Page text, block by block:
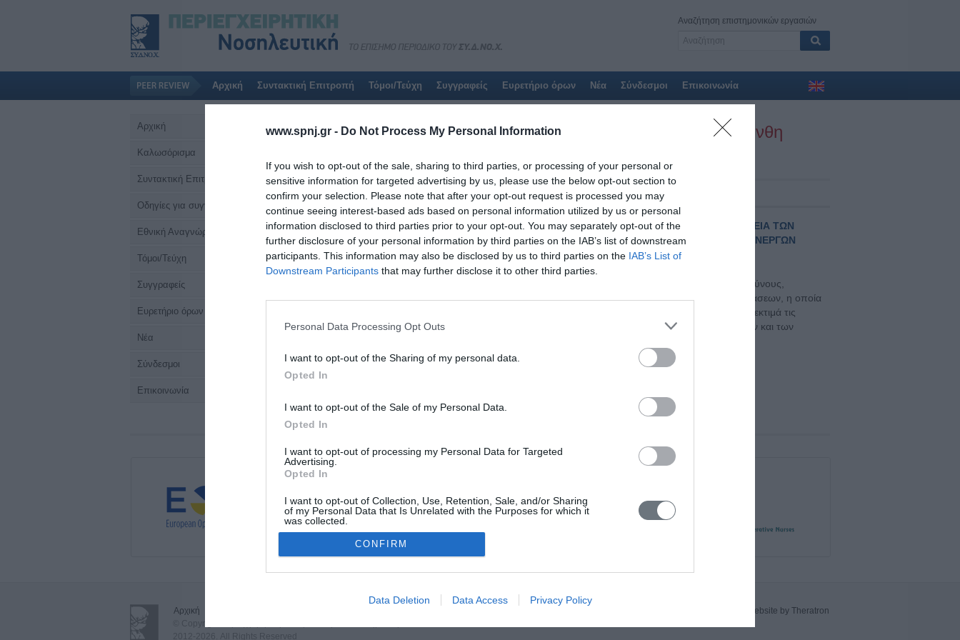
www.spnj.gr - Do Not Process My Personal Information
If you wish to opt-out of the sale, sharing to third parties, or processing of your personal or
sensitive information for targeted advertising by us, please use the below opt-out section to
confirm your selection. Please note that after your opt-out request is processed you may
continue seeing interest-based ads based on personal information utilized by us or personal
information disclosed to third parties prior to your opt-out. You may separately opt-out of the
further disclosure of your personal information by third parties on the IAB’s list of downstream
participants. This information may also be disclosed by us to third parties on the IAB’s List of
Downstream Participants that may further disclose it to other third parties.
Personal Data Processing Opt Outs
I want to opt-out of the Sharing of my personal data.
Opted In
I want to opt-out of the Sale of my Personal Data.
Opted In
I want to opt-out of processing my Personal Data for Targeted
Advertising.
Opted In
I want to opt-out of Collection, Use, Retention, Sale, and/or Sharing
of my Personal Data that Is Unrelated with the Purposes for which it
was collected.
Opted Out
CONFIRM
Data Deletion Data Access Privacy Policy
Αναζήτηση επιστημονικών εργασιών
Αρχική Συντακτική Επιτροπή Τόμοι/Τεύχη Συγγραφείς Ευρετήριο όρων Νέα Σύνδεσμοι Επικοινωνία
Αποτελέσματα για:Ροδουσάκη Κωνσταντίνα Ροδάνθη
Η αναζήτησή σας έβγαλε αποτελέσματα:
Τόμοι/Τεύχη /Τόμος 10 (2021)/Tεύχος 1 Ιανουαρίου - Μαρτίου 2021
ΥΠΟΚΕΙΜΕΝΙΚΗ ΑΞΙΟΛΟΓΗΣΗ ΤΩΝ ΕΠΙΠΤΩΣΕΩΝ ΤΗΣ ΑΚΤΙΝΟΒΟΛΙΑΣ ΣΤΗΝ ΥΓΕΙΑ ΤΩΝ
ΧΕΙΡΙΣΤΩΝ ΙΑΤΡΙΚΩΝ ΣΥΣΚΕΥΩΝ ΚΑΙ ΤΩΝ ΕΡΓΑΖΟΜΕΝΩΝ ΣΤΗ ΣΥΛΛΟΓΗ ΡΑΔΙΕΝΕΡΓΩΝ
ΑΠΟΒΛΗΤΩΝ
Παρασκευή, 1 Ιανουαρίου 2021
Εισαγωγή: Οι επαγγελματίες υγείας, αντιμετωπίζουν διάφορους επαγγελματικούς κινδύνους,
συμπεριλαμβανομένης της ιονίζουσας ακτινοβολίας, κατά τη διάρκεια ορισμένων εξετάσεων, η οποία
μπορεί να οδηγήσει σε σοβαρές επιπτώσεις στην υγεία. Σκοπός: Η παρούσα έρευνα εκτιμά τις
επιπτώσεις της έκθεσης σε ακτινοβολία, στην υγεία των χειριστών ιατρικών συσκευών και των
Αρχική
Καλωσόρισμα
Συντακτική Επιτροπή
Οδηγίες για συγγραφείς
Εθνική Αναγνώριση
Τόμοι/Τεύχη
Συγγραφείς
Ευρετήριο όρων
Νέα
Σύνδεσμοι
Επικοινωνία
Αρχική
© Copyright Περιεγχειρητική Νοσηλευτική - Το Επίσημο Περιοδικό του ΣΥ.Δ.ΝΟ.Χ.
Website by Theratron